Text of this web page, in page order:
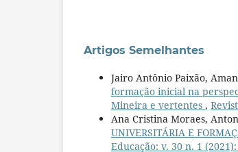
Artigos Semelhantes
Jairo Antônio Paixão,
formação inicial na
Mineira e vertentes ,
Ana Cristina Moraes,
UNIVERSITÁRIA E
Educação: v. 30 n. 1